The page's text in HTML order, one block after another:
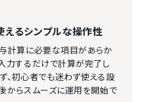
えるシンプルな操作性
計算に必要な項目があらか
力するだけで計算が完了し
、初心者でも迷わず使える設
からスムーズに運用を開始で